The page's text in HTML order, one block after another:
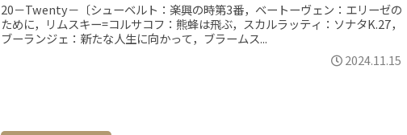
20－Twenty－〔シューベルト：楽興の時第3番，ベートーヴェン：エリーゼの
ために，リムスキー=コルサコフ：熊蜂は飛ぶ，スカルラッティ：ソナタK.27，
ブーランジェ：新たな人生に向かって，ブラームス...
2024.11.15